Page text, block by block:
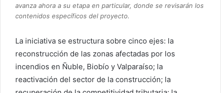
avanza ahora a su etapa en particular, donde se revisarán los
contenidos específicos del proyecto.
La iniciativa se estructura sobre cinco ejes: la
reconstrucción de las zonas afectadas por los
incendios en Ñuble, Biobío y Valparaíso; la
reactivación del sector de la construcción; la